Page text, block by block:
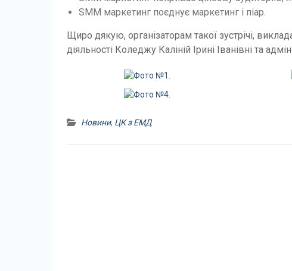
SMM маркетинг поєднує маркетинг і піар.
Щиро дякую, організаторам такої зустрічі,
діяльності Коледжу Каліній Ірині Іванівні та
Новини, ЦК з ЕМД